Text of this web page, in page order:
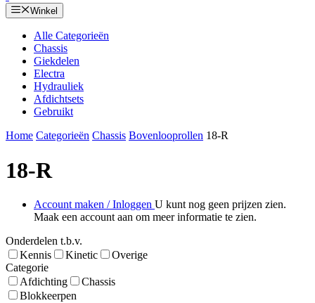
Winkel
Alle Categorieën
Chassis
Giekdelen
Electra
Hydrauliek
Afdichtsets
Gebruikt
Home Categorieën Chassis Bovenlooprollen 18-R
18-R
Account maken / Inloggen U kunt nog geen prijzen zien.
Maak een account aan om meer informatie te zien.
Onderdelen t.b.v.
Kennis
Kinetic
Overige
Categorie
Afdichting
Chassis
Blokkeerpen